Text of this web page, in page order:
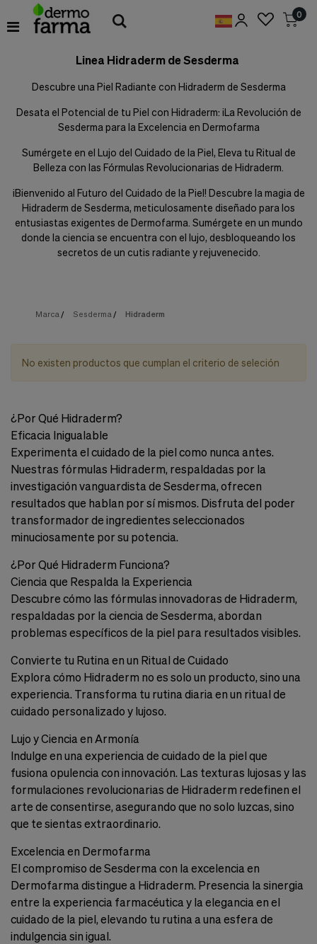
Preferencias
de
cookies
esenciales
servicios
nuestra
Cookies analíticas
Estas
para
información,
para
analizar
tráfico
los
usuarios
utilizan
web.
cookies
son
utilizadas
enseñarte
que
pueden
ser
interesantes
basados
costumbres
navegación.
Guardar preferencias
0
Linea Hidraderm de Sesderma
Descubre una Piel Radiante con Hidraderm de Sesderma
Desata el Potencial de tu Piel con Hidraderm: ¡La Revolución de
Sesderma para la Excelencia en Dermofarma
Sumérgete en el Lujo del Cuidado de la Piel, Eleva tu Ritual de
Belleza con las Fórmulas Revolucionarias de Hidraderm.
¡Bienvenido al Futuro del Cuidado de la Piel! Descubre la magia de
Hidraderm de Sesderma, meticulosamente diseñado para los
entusiastas exigentes de Dermofarma. Sumérgete en un mundo
donde la ciencia se encuentra con el lujo, desbloqueando los
secretos de un cutis radiante y rejuvenecido.
Marca / Sesderma / Hidraderm
No existen productos que cumplan el criterio de seleción
¿Por Qué Hidraderm?
Eficacia Inigualable
Experimenta el cuidado de la piel como nunca antes.
Nuestras fórmulas Hidraderm, respaldadas por la
investigación vanguardista de Sesderma, ofrecen
resultados que hablan por sí mismos. Disfruta del poder
transformador de ingredientes seleccionados
minuciosamente por su potencia.
¿Por Qué Hidraderm Funciona?
Ciencia que Respalda la Experiencia
Descubre cómo las fórmulas innovadoras de Hidraderm,
respaldadas por la ciencia de Sesderma, abordan
problemas específicos de la piel para resultados visibles.
Convierte tu Rutina en un Ritual de Cuidado
Explora cómo Hidraderm no es solo un producto, sino una
experiencia. Transforma tu rutina diaria en un ritual de
cuidado personalizado y lujoso.
Lujo y Ciencia en Armonía
Indulge en una experiencia de cuidado de la piel que
fusiona opulencia con innovación. Las texturas lujosas y las
formulaciones revolucionarias de Hidraderm redefinen el
arte de consentirse, asegurando que no solo luzcas, sino
que te sientas extraordinario.
Excelencia en Dermofarma
El compromiso de Sesderma con la excelencia en
Dermofarma distingue a Hidraderm. Presencia la sinergia
entre la experiencia farmacéutica y la elegancia en el
cuidado de la piel, elevando tu rutina a una esfera de
indulgencia sin igual.